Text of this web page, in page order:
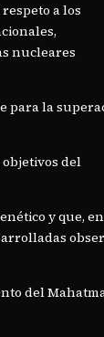
a los
nucleares
para la
del
y que, en
del